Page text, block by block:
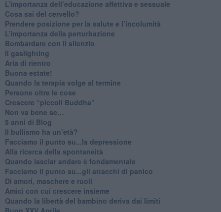
​L’importanza dell’educazione affettiva e sessuale
​Cosa sai del cervello?
Prendere posizione per la salute e l’incolumità
L’importanza della perturbazione
​Bombardare con il silenzio
Il gaslighting
Aria di rientro
Buona estate!
​Quando la terapia volge al termine
​Persone oltre le cose
​Crescere “piccoli Buddha”
Non va bene se…
​5 anni di Blog
​Il bullismo ha un’età?
Facciamo il punto su...la depressione
​Alla ricerca della spontaneità
​Quando lasciar andare è fondamentale
Facciamo il punto su...gli attacchi di panico
Di amori, maschere e ruoli
​Amici con cui crescere insieme
​Quando la libertà del bambino deriva dai limiti